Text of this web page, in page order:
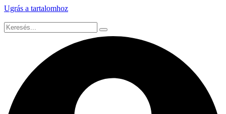
Ugrás a tartalomhoz